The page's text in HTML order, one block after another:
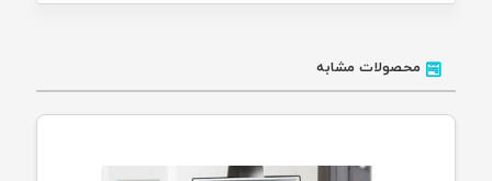
محصولات مشابه